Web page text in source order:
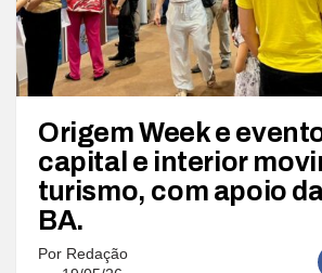
Origem Week e
capital e interior
turismo, com apoio
BA.
Por Redação